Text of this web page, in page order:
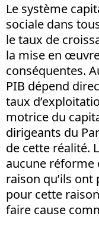
Le système
sociale dans
le taux de
la mise en
conséquentes.
PIB dépend
taux
motrice du
dirigeants du
de cette réalité.
aucune réforme
raison qu’ils ont
pour cette
faire cause